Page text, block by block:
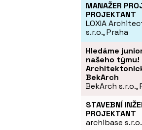
MANAŽER
PROJEKTANT
LOXIA
s.r.o., Praha
Hledáme
našeho týmu!
BekArch
BekArch s.r.o.,
STAVEBNÍ
PROJEKTANT
archibase